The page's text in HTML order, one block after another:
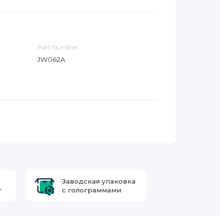
Part Number
JW062A
Заводская упаковка
с голограммами